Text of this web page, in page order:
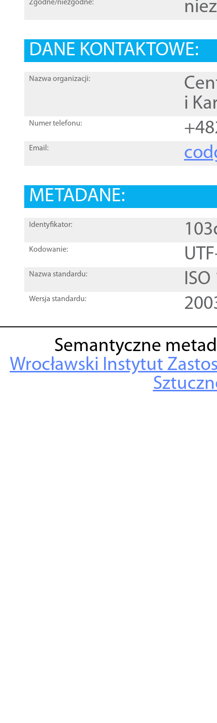
Zgodne/niezgodne:
DANE KONTAKTOWE:
Nazwa organizacji:
i
Numer telefonu:
Email:
METADANE:
Identyfikator:
Kodowanie:
Nazwa standardu:
Wersja standardu:
Semantyczne
Wrocławski Instytut